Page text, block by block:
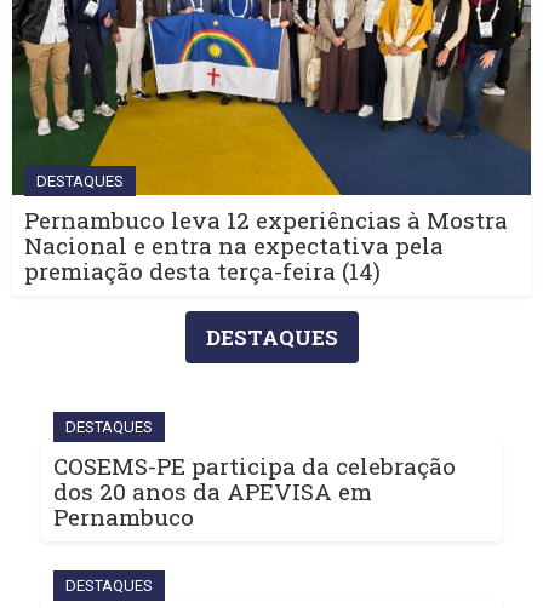
DESTAQUES
Pernambuco leva 12 experiências à Mostra
Nacional e entra na expectativa pela
premiação desta terça-feira (14)
DESTAQUES
DESTAQUES
COSEMS-PE participa da celebração
dos 20 anos da APEVISA em
Pernambuco
DESTAQUES